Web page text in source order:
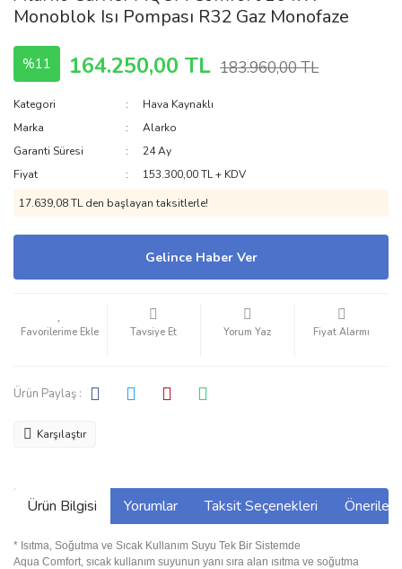
Monoblok Isı Pompası R32 Gaz Monofaze
%11 164.250,00 TL 183.960,00 TL
Kategori
Hava Kaynaklı
Marka
Alarko
Garanti Süresi
24 Ay
Fiyat
153.300,00 TL + KDV
17.639,08 TL den başlayan taksitlerle!
Gelince Haber Ver
Tavsiye Et Yorum Yaz Fiyat Alarmı
Ürün Paylaş :
Karşılaştır
Ürün Bilgisi Yorumlar Taksit Seçenekleri
* Isıtma, Soğutma ve Sıcak Kullanım Suyu Tek Bir Sistemde
Aqua Comfort, sıcak kullanım suyunun yanı sıra alan ısıtma ve soğutma